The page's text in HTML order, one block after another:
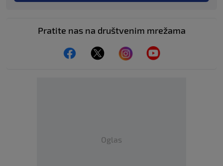
Pratite nas na društvenim mrežama
Oglas